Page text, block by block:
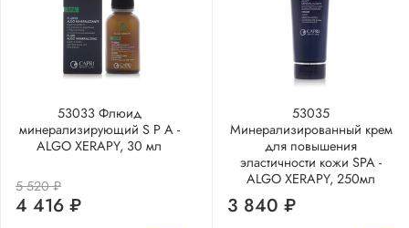
53033 Флюид
минерализирующий S P A -
ALGO XERAPY, 30 мл
5 520 ₽
4 416 ₽
53035
Минерализированный крем
для повышения
эластичности кожи SPA -
ALGO XERAPY, 250мл
3 840 ₽